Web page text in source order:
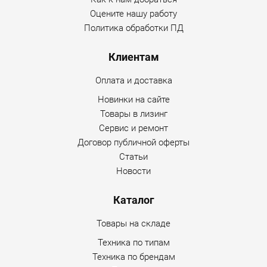
каток статический самоходный пневмошинный
АМКОДОР 6641 [масса эксплуатационная 9600 кг];
каток вибрационный асфальтовый АМКОДОР
RS120 [масса эксплуатационная 12000 кг];
каток вибрационный грунтовый АМКОДОР 6712В
[масса эксплуатационная 12100 кг];
каток дорожный АМКОДОР RT-140A [масса
эксплуатационная 13500 кг];
каток вибрационный одновальцовый АМКОДОР
АМКОДОР RT160А [масса эксплуатационная 16000
Оцените нашу работу
Политика обработки ПД
Клиентам
Оплата и доставка
Новинки на сайте
Товары в лизинг
Сервис и ремонт
Договор публичной оферты
Статьи
Новости
Каталог
Товары на складе
Техника по типам
Техника по брендам